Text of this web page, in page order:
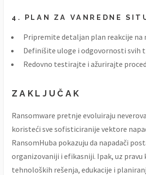
4. PLAN ZA VANREDNE
Pripremite detaljan plan reakcije na
Definišite uloge i odgovornosti svih
Redovno testirajte i ažurirajte
ZAKLJUČAK
Ransomware pretnje evoluiraju
koristeći sve sofisticiranije vektore
RansomHuba pokazuju da napadači
organizovaniji i efikasniji. Ipak, uz pravu
tehnoloških rešenja, edukacije i